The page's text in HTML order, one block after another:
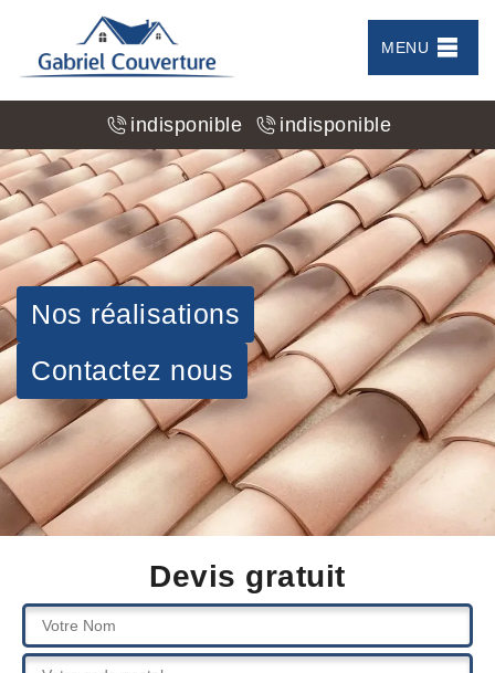
MENU
indisponible indisponible
Nos réalisations
Contactez nous
Devis gratuit